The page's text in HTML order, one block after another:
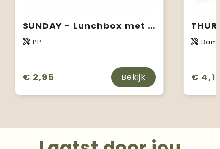
SUNDAY - Lunchbox met bestek
PP
€ 2,95 Bekijk €